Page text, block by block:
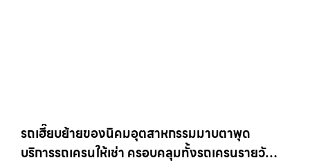
รถเฮี๊ยบย้ายของนิคมอุตสาหกรรมมาบตาพุด
บริการรถเครนให้เช่า ครอบคลุมทั้งรถเครนรายวัน